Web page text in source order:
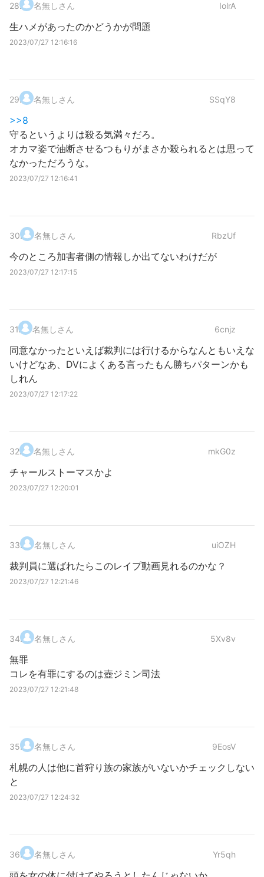
28. 名無しさん IolrA
生ハメがあったのかどうかが問題
2023/07/27 12:16:16
29. 名無しさん SSqY8
>>8
守るというよりは殺る気満々だろ。
オカマ姿で油断させるつもりがまさか殺られるとは思って
なかっただろうな。
2023/07/27 12:16:41
30. 名無しさん RbzUf
今のところ加害者側の情報しか出てないわけだが
2023/07/27 12:17:15
31. 名無しさん 6cnjz
同意なかったといえば裁判には行けるからなんともいえな
いけどなあ、DVによくある言ったもん勝ちパターンかも
しれん
2023/07/27 12:17:22
32. 名無しさん mkG0z
チャールストーマスかよ
2023/07/27 12:20:01
33. 名無しさん uiOZH
裁判員に選ばれたらこのレイプ動画見れるのかな？
2023/07/27 12:21:46
34. 名無しさん 5Xv8v
無罪
コレを有罪にするのは壺ジミン司法
2023/07/27 12:21:48
35. 名無しさん 9EosV
札幌の人は他に首狩り族の家族がいないかチェックしない
と
2023/07/27 12:24:32
36. 名無しさん Yr5qh